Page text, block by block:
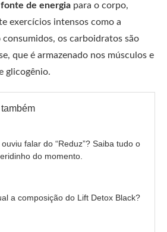
de energia para o corpo,
exercícios intensos como a
os carboidratos são
que é armazenado nos músculos e
glicogênio.
falar do “Reduz”? Saiba tudo o
do momento.
a composição do Lift Detox Black?